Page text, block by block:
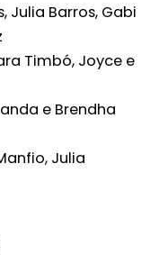
Julia Barros, Gabi
Timbó, Joyce e
e Brendha
Julia